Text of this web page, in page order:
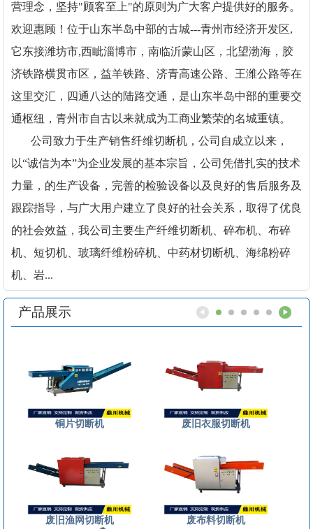
营理念，坚持"顾客至上"的原则为广大客户提供好的服务。
欢迎惠顾！位于山东半岛中部的古城---青州市经济开发区,
它东接潍坊市,西眦淄博市，南临沂蒙山区，北望渤海，胶
济铁路横贯市区，益羊铁路、济青高速公路、王潍公路等在
这里交汇，四通八达的陆路交通，是山东半岛中部的重要交
通枢纽，青州市自古以来就成为工商业繁荣的名城重镇。
公司致力于生产销售纤维切断机，公司自成立以来，
以“诚信为本”为企业发展的基本宗旨，公司凭借扎实的技术
力量，的生产设备，完善的检验设备以及良好的售后服务及
跟踪指导，与广大用户建立了良好的社会关系，取得了优良
的社会效益，我公司主要生产纤维切断机、碎布机、布碎
机、短切机、玻璃纤维粉碎机、中药材切断机、海绵粉碎
机、岩...
产品展示
铜片切断机 废旧衣服切断机
废旧渔网切断机 废布料切断机